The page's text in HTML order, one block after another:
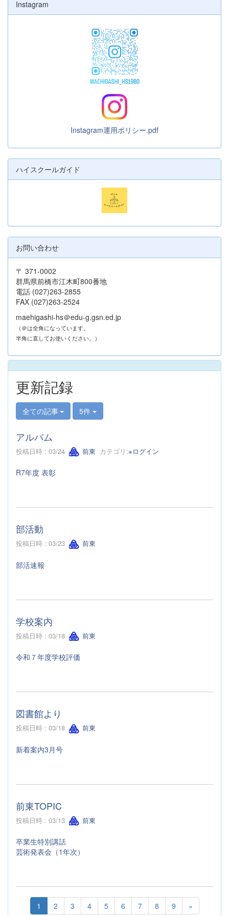
Instagram
Instagram運用ポリシー.pdf
ハイスクールガイド
お問い合わせ
〒 371-0002
群馬県前橋市江木町800番地
電話 (027)263-2855
FAX (027)263-2524
maehigashi-hs＠edu-g.gsn.ed.jp
（＠は全角になっています。
半角に直してお使いください。）
更新記録
全ての記事 5件
アルバム
投稿日時 : 03/24 前東 カテゴリ:※ログイン
R7年度 表彰
部活動
投稿日時 : 03/23 前東
部活速報
学校案内
投稿日時 : 03/18 前東
令和７年度学校評価
図書館より
投稿日時 : 03/18 前東
新着案内3月号
前東TOPIC
投稿日時 : 03/13 前東
卒業生特別講話
芸術発表会（1年次）
1 2 3 4 5 6 7 8 9 »